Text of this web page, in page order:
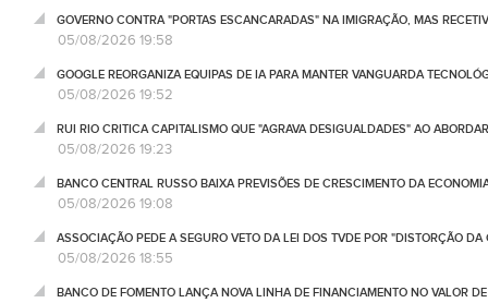
GOVERNO CONTRA "PORTAS ESCANCARADAS" NA IMIGRAÇÃO, MAS
05/08/2026 19:58
GOOGLE REORGANIZA EQUIPAS DE IA PARA MANTER VANGUARDA
05/08/2026 19:52
RUI RIO CRITICA CAPITALISMO QUE "AGRAVA DESIGUALDADES" AO
05/08/2026 19:23
BANCO CENTRAL RUSSO BAIXA PREVISÕES DE CRESCIMENTO DA
05/08/2026 19:08
ASSOCIAÇÃO PEDE A SEGURO VETO DA LEI DOS TVDE POR "DISTORÇÃO
05/08/2026 18:55
BANCO DE FOMENTO LANÇA NOVA LINHA DE FINANCIAMENTO NO VALOR